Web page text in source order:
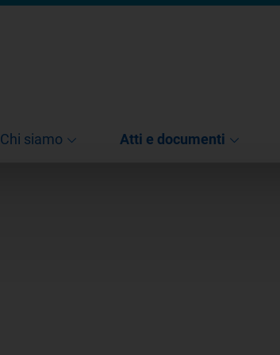
Chi siamo Atti e documenti